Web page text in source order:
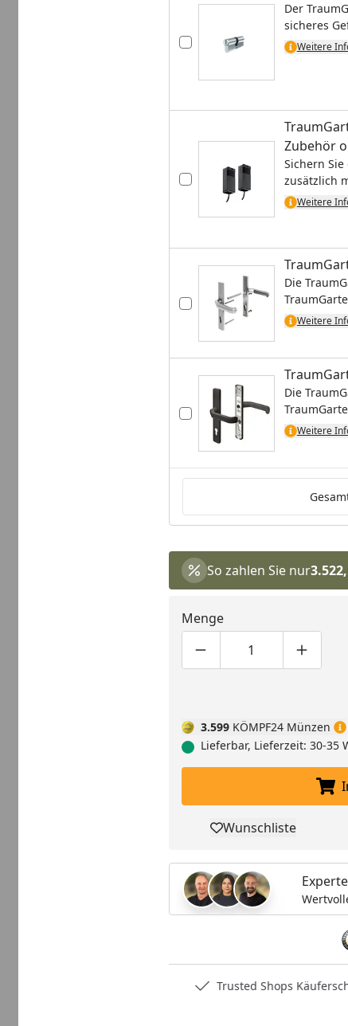
Der
sicheres
Weitere
Zubehör
Sichern
zusätzlich
wird so
Weitere
Die
GanzWeitere
Die
GanzWeitere
So zahlen Sie nur
Menge
Produktmenge um eins
Produktmenge
3.599 KÖMPF24 Münzen
Lieferbar, Lieferzeit: 30-35
Produkt zur
Wunschliste
Trusted Shops Käuferschutz